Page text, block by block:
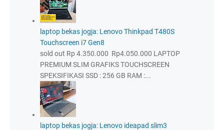
laptop bekas jogja: Lenovo Thinkpad T480S
Touchscreen i7 Gen8
sold out Rp 4.350.000 Rp4.050.000 LAPTOP
PREMIUM SLIM GRAFIKS TOUCHSCREEN
SPEKSIFIKASI SSD : 256 GB RAM :...
laptop bekas jogja: Lenovo ideapad slim3